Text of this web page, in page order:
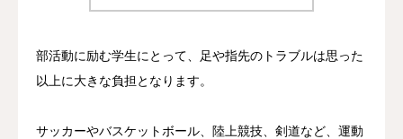
部活動に励む学生にとって、足や指先のトラブルは思った
以上に大きな負担となります。
サッカーやバスケットボール、陸上競技、剣道など、運動